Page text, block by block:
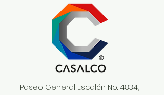
Paseo General Escalón No. 4834,